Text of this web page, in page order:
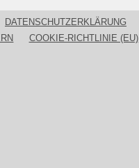
DATENSCHUTZERKLÄRUNG
COOKIE-RICHTLINIE (EU)